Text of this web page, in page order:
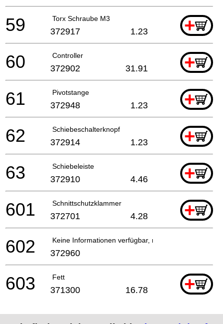
Torx Schraube M3 +
59 372917 1.23
Controller +
60 372902 31.91
Pivotstange +
61 372948 1.23
Schiebeschalterknopf +
62 372914 1.23
Schiebeleiste +
63 372910 4.46
Schnittschutzklammer +
601 372701 4.28
Keine Informationen verfügbar, nicht bestellbar
602 372960
Fett +
603 371300 16.78